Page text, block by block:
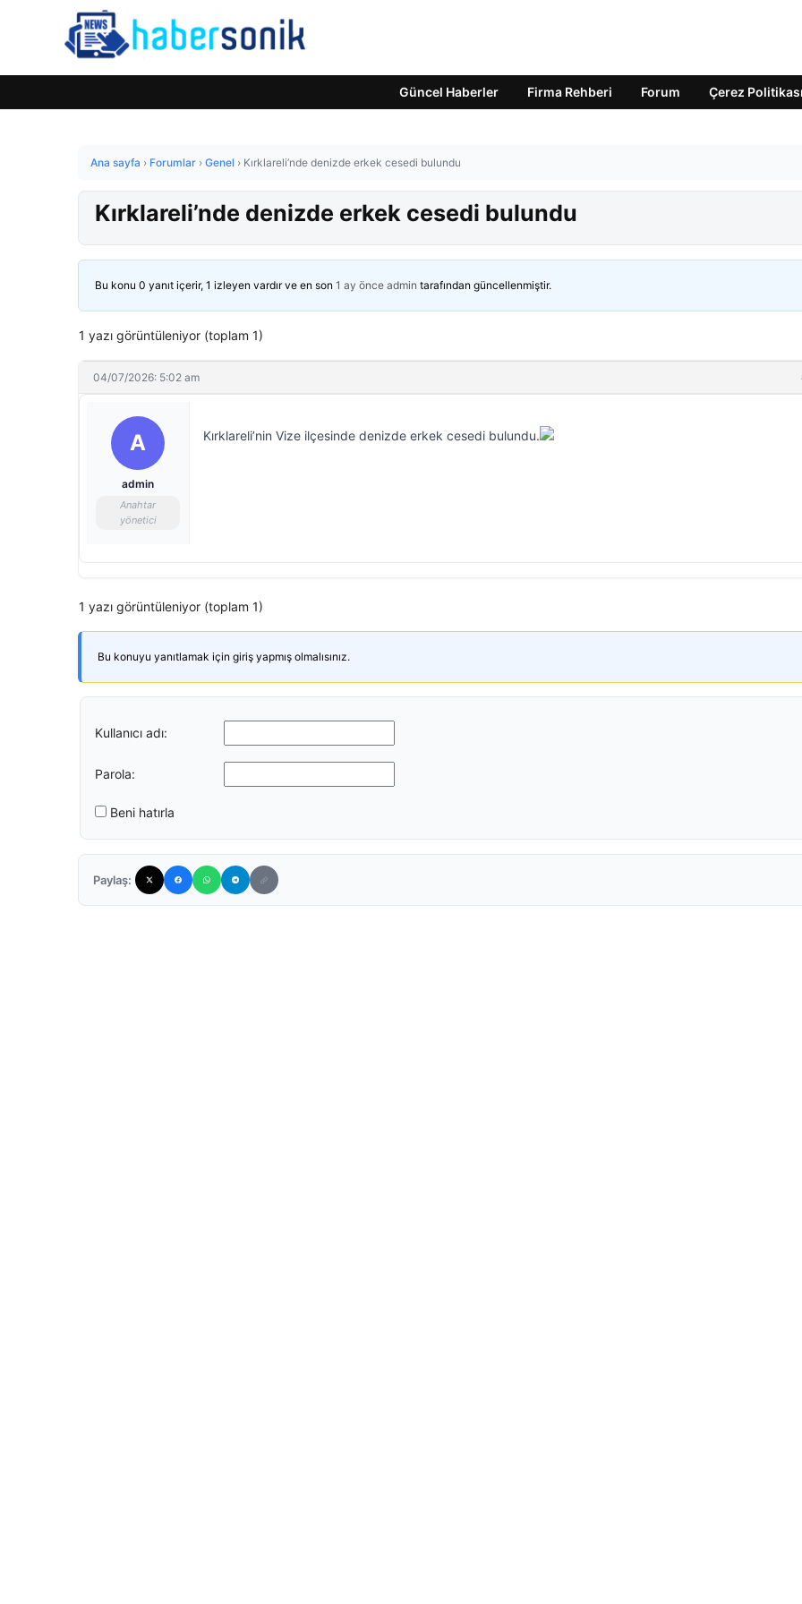
Güncel Haberler Firma Rehberi Forum Çerez Politikası
Ana sayfa › Forumlar › Genel › Kırklareli’nde denizde erkek cesedi bulundu
Kırklareli’nde denizde erkek cesedi bulundu
Bu konu 0 yanıt içerir, 1 izleyen vardır ve en son 1 ay önce admin tarafından güncellenmiştir.
1 yazı görüntüleniyor (toplam 1)
04/07/2026: 5:02 am
A
admin
Anahtar
yönetici
Kırklareli’nin Vize ilçesinde denizde erkek cesedi bulundu.
1 yazı görüntüleniyor (toplam 1)
Bu konuyu yanıtlamak için giriş yapmış olmalısınız.
Kullanıcı adı:
Parola:
Beni hatırla
Paylaş: